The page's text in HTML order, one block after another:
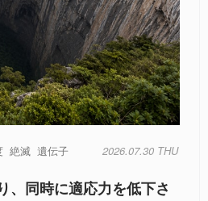
絶滅 遺伝子 2026.07.30 THU
、同時に適応力を低下さ